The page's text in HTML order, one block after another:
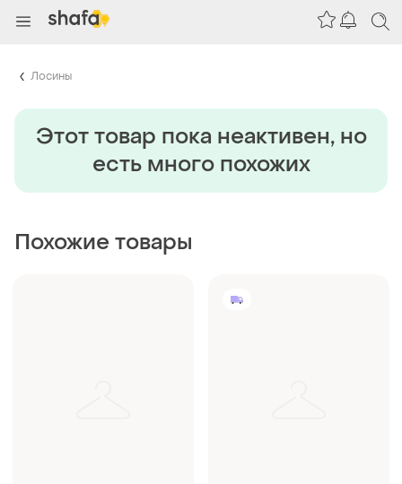
Лосины
Этот товар пока неактивен, но
есть много похожих
Похожие товары